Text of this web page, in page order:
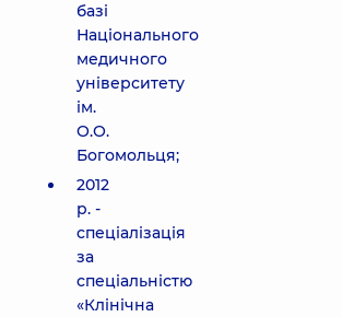
базі
Національного
медичного
університету
ім.
О.О.
Богомольця;
2012
р. -
спеціалізація
за
спеціальністю
«Клінічна